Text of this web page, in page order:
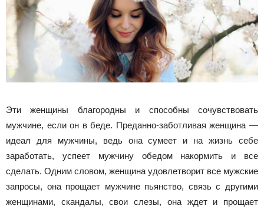
Эти женщины благородны и способны сочувствовать
мужчине, если он в беде. Преданно-заботливая женщина —
идеал для мужчины, ведь она сумеет и на жизнь себе
заработать, успеет мужчину обедом накормить и все
сделать. Одним словом, женщина удовлетворит все мужские
запросы, она прощает мужчине пьянство, связь с другими
женщинами, скандалы, свои слезы, она ждет и прощает